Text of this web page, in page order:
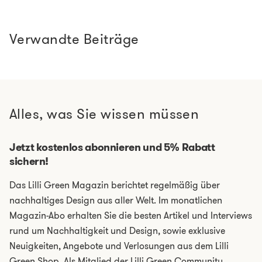
Verwandte Beiträge
Alles, was Sie wissen müssen
Jetzt kostenlos abonnieren und 5% Rabatt
sichern!
Das Lilli Green Magazin berichtet regelmäßig über
nachhaltiges Design aus aller Welt. Im monatlichen
Magazin-Abo erhalten Sie die besten Artikel und Interviews
rund um Nachhaltigkeit und Design, sowie exklusive
Neuigkeiten, Angebote und Verlosungen aus dem Lilli